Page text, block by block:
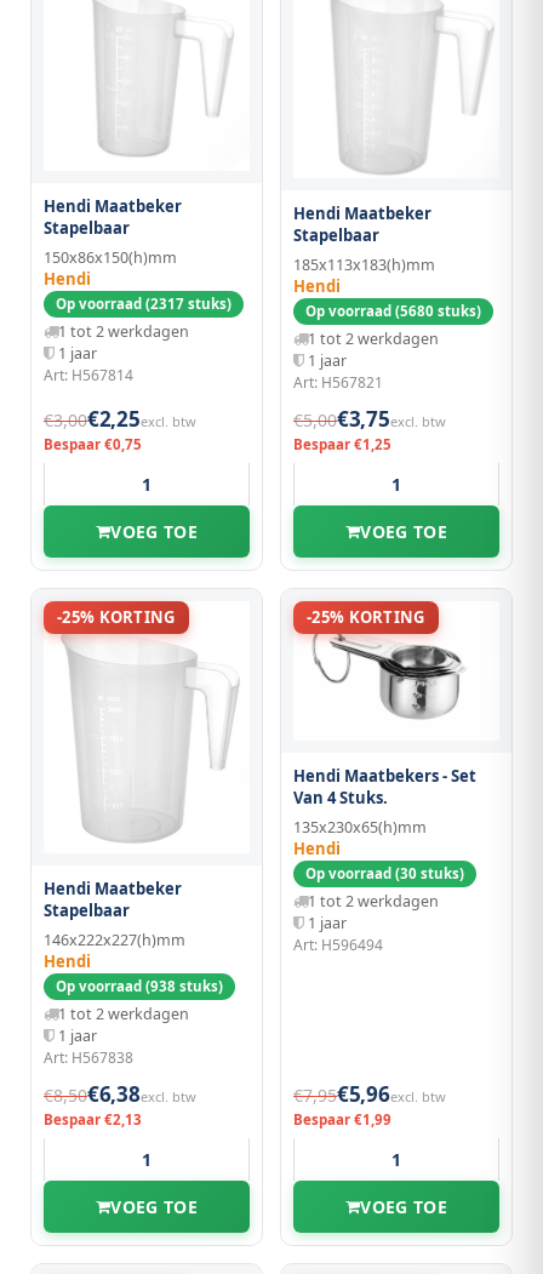
Hendi Maatbeker
Stapelbaar
150x86x150(h)mm
Hendi
Op voorraad (2317 stuks)
1 tot 2 werkdagen
1 jaar
Art: H567814
€3,00€2,25excl. btw
Bespaar €0,75
VOEG TOE
Hendi Maatbeker
Stapelbaar
185x113x183(h)mm
Hendi
Op voorraad (5680 stuks)
1 tot 2 werkdagen
1 jaar
Art: H567821
€5,00€3,75excl. btw
Bespaar €1,25
VOEG TOE
-25% KORTING
Hendi Maatbeker
Stapelbaar
146x222x227(h)mm
Hendi
Op voorraad (938 stuks)
1 tot 2 werkdagen
1 jaar
Art: H567838
€8,50€6,38excl. btw
Bespaar €2,13
VOEG TOE
-25% KORTING
Hendi Maatbekers - Set
Van 4 Stuks.
135x230x65(h)mm
Hendi
Op voorraad (30 stuks)
1 tot 2 werkdagen
1 jaar
Art: H596494
€7,95€5,96excl. btw
Bespaar €1,99
VOEG TOE